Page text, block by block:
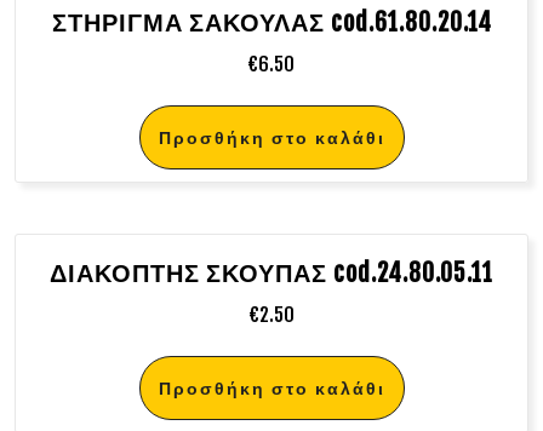
ΣΤΗΡΙΓΜΑ ΣΑΚΟΥΛΑΣ cod.61.80.20.14
€6.50
Προσθήκη στο καλάθι
ΔΙΑΚΟΠΤΗΣ ΣΚΟΥΠΑΣ cod.24.80.05.11
€2.50
Προσθήκη στο καλάθι